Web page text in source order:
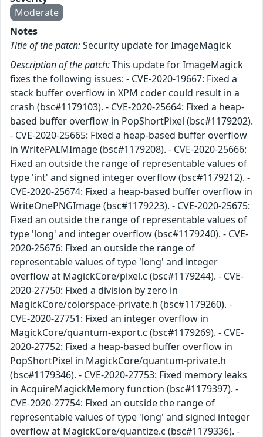
Moderate
Notes
Title of the patch:Security update for ImageMagick
Description of the patch:This update for ImageMagick
fixes the following issues: - CVE-2020-19667: Fixed a
stack buffer overflow in XPM coder could result in a
crash (bsc#1179103). - CVE-2020-25664: Fixed a heap-
based buffer overflow in PopShortPixel (bsc#1179202).
- CVE-2020-25665: Fixed a heap-based buffer overflow
in WritePALMImage (bsc#1179208). - CVE-2020-25666:
Fixed an outside the range of representable values of
type 'int' and signed integer overflow (bsc#1179212). -
CVE-2020-25674: Fixed a heap-based buffer overflow in
WriteOnePNGImage (bsc#1179223). - CVE-2020-25675:
Fixed an outside the range of representable values of
type 'long' and integer overflow (bsc#1179240). - CVE-
2020-25676: Fixed an outside the range of
representable values of type 'long' and integer
overflow at MagickCore/pixel.c (bsc#1179244). - CVE-
2020-27750: Fixed a division by zero in
MagickCore/colorspace-private.h (bsc#1179260). -
CVE-2020-27751: Fixed an integer overflow in
MagickCore/quantum-export.c (bsc#1179269). - CVE-
2020-27752: Fixed a heap-based buffer overflow in
PopShortPixel in MagickCore/quantum-private.h
(bsc#1179346). - CVE-2020-27753: Fixed memory leaks
in AcquireMagickMemory function (bsc#1179397). -
CVE-2020-27754: Fixed an outside the range of
representable values of type 'long' and signed integer
overflow at MagickCore/quantize.c (bsc#1179336). -